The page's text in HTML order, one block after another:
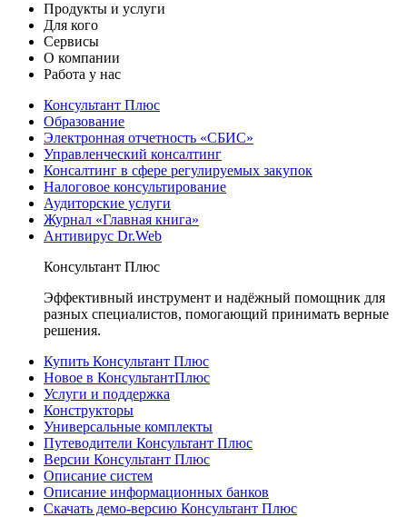
Продукты и услуги
Для кого
Сервисы
О компании
Работа у нас
Консультант Плюс
Образование
Электронная отчетность «СБИС»
Управленческий консалтинг
Консалтинг в сфере регулируемых закупок
Налоговое консультирование
Аудиторские услуги
Журнал «Главная книга»
Антивирус Dr.Web
Консультант Плюс
Эффективный инструмент и надёжный помощник для
разных специалистов, помогающий принимать верные
решения.
Купить Консультант Плюс
Новое в КонсультантПлюс
Услуги и поддержка
Конструкторы
Универсальные комплекты
Путеводители Консультант Плюс
Версии Консультант Плюс
Описание систем
Описание информационных банков
Скачать демо-версию Консультант Плюс